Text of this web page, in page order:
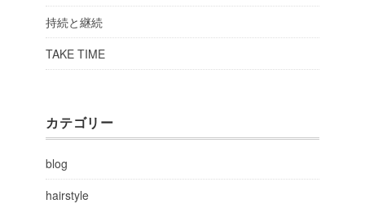
持続と継続
TAKE TIME
カテゴリー
blog
hairstyle